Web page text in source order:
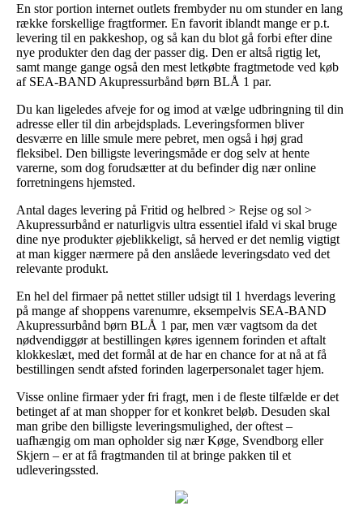
En stor portion internet outlets frembyder nu om stunder en lang
række forskellige fragtformer. En favorit iblandt mange er p.t.
levering til en pakkeshop, og så kan du blot gå forbi efter dine
nye produkter den dag der passer dig. Den er altså rigtig let,
samt mange gange også den mest letkøbte fragtmetode ved køb
af SEA-BAND Akupressurbånd børn BLÅ 1 par.
Du kan ligeledes afveje for og imod at vælge udbringning til din
adresse eller til din arbejdsplads. Leveringsformen bliver
desværre en lille smule mere pebret, men også i høj grad
fleksibel. Den billigste leveringsmåde er dog selv at hente
varerne, som dog forudsætter at du befinder dig nær online
forretningens hjemsted.
Antal dages levering på Fritid og helbred > Rejse og sol >
Akupressurbånd er naturligvis ultra essentiel ifald vi skal bruge
dine nye produkter øjeblikkeligt, så herved er det nemlig vigtigt
at man kigger nærmere på den anslåede leveringsdato ved det
relevante produkt.
En hel del firmaer på nettet stiller udsigt til 1 hverdags levering
på mange af shoppens varenumre, eksempelvis SEA-BAND
Akupressurbånd børn BLÅ 1 par, men vær vagtsom da det
nødvendiggør at bestillingen køres igennem forinden et aftalt
klokkeslæt, med det formål at de har en chance for at nå at få
bestillingen sendt afsted forinden lagerpersonalet tager hjem.
Visse online firmaer yder fri fragt, men i de fleste tilfælde er det
betinget af at man shopper for et konkret beløb. Desuden skal
man gribe den billigste leveringsmulighed, der oftest –
uafhængig om man opholder sig nær Køge, Svendborg eller
Skjern – er at få fragtmanden til at bringe pakken til et
udleveringssted.